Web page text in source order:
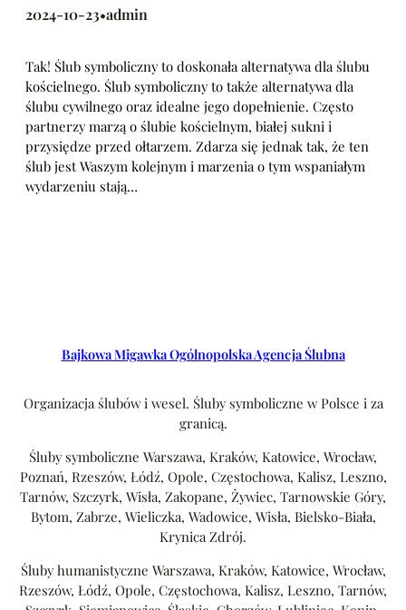
2024-10-23•admin
Tak! Ślub symboliczny to doskonała alternatywa dla ślubu
kościelnego. Ślub symboliczny to także alternatywa dla
ślubu cywilnego oraz idealne jego dopełnienie. Często
partnerzy marzą o ślubie kościelnym, białej sukni i
przysiędze przed ołtarzem. Zdarza się jednak tak, że ten
ślub jest Waszym kolejnym i marzenia o tym wspaniałym
wydarzeniu stają…
Bajkowa Migawka Ogólnopolska Agencja Ślubna
Organizacja ślubów i wesel. Śluby symboliczne w Polsce i za
granicą.
Śluby symboliczne Warszawa, Kraków, Katowice, Wrocław,
Poznań, Rzeszów, Łódź, Opole, Częstochowa, Kalisz, Leszno,
Tarnów, Szczyrk, Wisła, Zakopane, Żywiec, Tarnowskie Góry,
Bytom, Zabrze, Wieliczka, Wadowice, Wisła, Bielsko-Biała,
Krynica Zdrój.
Śluby humanistyczne Warszawa, Kraków, Katowice, Wrocław,
Rzeszów, Łódź, Opole, Częstochowa, Kalisz, Leszno, Tarnów,